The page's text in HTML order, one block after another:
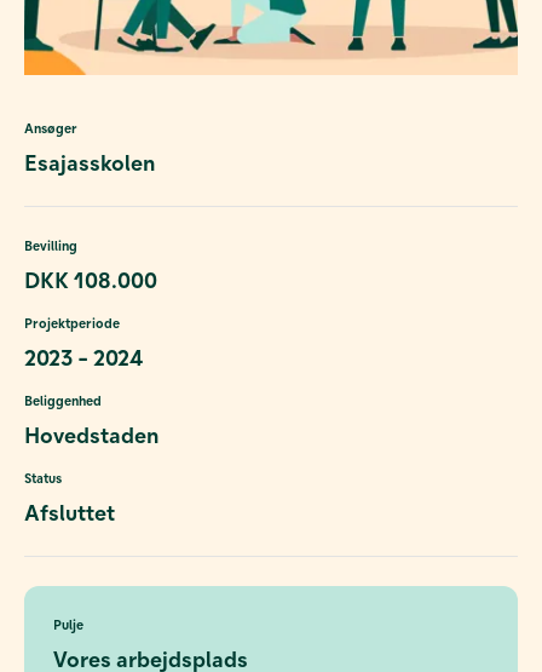
Ansøger
Esajasskolen
Bevilling
DKK 108.000
Projektperiode
2023 - 2024
Beliggenhed
Hovedstaden
Status
Afsluttet
Pulje
Vores arbejdsplads